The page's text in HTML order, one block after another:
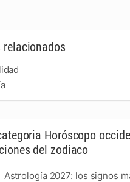
relacionados
Horóscopo
del zodiaco
Astrología 2027: los signos